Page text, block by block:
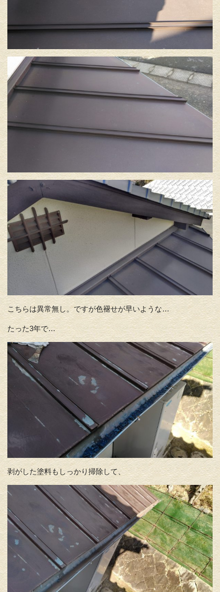
こちらは異常無し。ですが色褪せが早いような…
たった3年で…
剥がした塗料もしっかり掃除して、